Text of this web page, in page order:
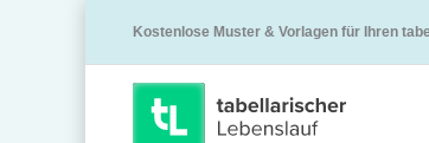
Kostenlose Muster & Vorlagen für Ihren